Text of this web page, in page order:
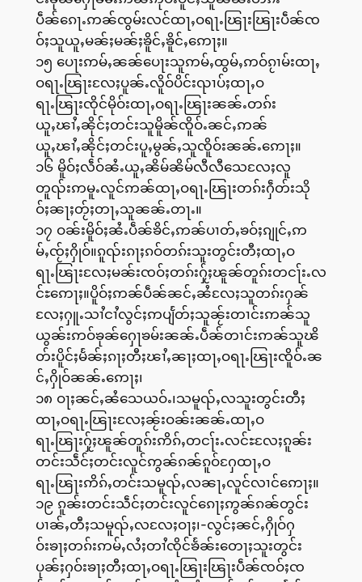
ပဵၼ်ၵေႃႉဢၼ်ၸွမ်းလင်ထႃႇဝရႃႉၽြႃးၽြႃးပဵၼ်ၸ
ဝ်ႈသူယူႇမၼ်ႈမၼ်ႈၶိူင်ႇၶိူင်ႇဢေႃႈ။
၁၅ ပေႃးဢမ်ႇၼၼ်ပေႃးသူဢမ်ႇထွမ်ႇဢဝ်ၵႂၢမ်းထႃႇ
ဝရႃႉၽြႃးလႄႈပူၼ်ႉလိူဝ်ပိင်းၺၢပ်ႈထႃႇဝ
ရႃႉၽြႃးၸိုင်မိုဝ်းထႃႇဝရႃႉၽြႃးၼၼ်ႉတၵ်း
ယူႇၽၢႆႇၼိုင်ႈတင်းသူမိူၼ်ၸိူဝ်ႉၼင်ႇဢၼ်
ယူႇၽၢႆႇၼိုင်ႈတင်းပူႇမွၼ်ႇသူၸိူဝ်းၼၼ်ႉဢေႃႈ။
၁၆ မိူဝ်ႈလဵဝ်ၼႆႉယူႇၼိမ်ၼိမ်လီလီသေလႄႈလူ
တူၺ်းဢမူႉလူင်ဢၼ်ထႃႇဝရႃႉၽြႃးတၵ်းႁဵတ်းသို
ဝ်ႈၼႃႈတႂ်ႈတႃႇသူၼၼ်ႉတႃႉ။
၁၇ ဝၼ်းမိူဝ်ႈၼႆႉပဵၼ်ၶိင်ႇဢၼ်ပၢတ်ႇၶဝ်ႈၵျုင်ႇဢ
မ်ႇၸႂ်ႈႁိုဝ်။ၵူၺ်းၵႃႈၵဝ်တၵ်းသူးတွင်းတီႈထႃႇဝ
ရႃႉၽြႃးလႄႈမၼ်းၸဝ်ႈတၵ်းႁႂ်ႈၽူၼ်တူၵ်းတငႃ်းႉလ
င်ႊဢေႃႈ။ပိူဝ်ႈဢၼ်ပဵၼ်ၼင်ႇၼႆလႄႈသူတၵ်းႁၼ်
လႄႈႁူႉသၢႆငၢႆလွင်ႈဢပျႅတ်ႈသူၼႂ်းတၢင်းဢၼ်သူ
ယွၼ်းဢဝ်ၶုၼ်ႁေႃၶမ်းၼၼ်ႉပဵၼ်တၢင်းဢၼ်သူၽိ
တ်းပိူင်ႈမႅၼ်ႈၵႃႈတီႈၽၢႆႇၼႃႈထႃႇဝရႃႉၽြႃးၸိူဝ်ႉၼ
င်ႇႁိုဝ်ၼၼ်ႉဢေႃႈ၊
၁၈ ဝႃႈၼင်ႇၼႆသေယဝ်ႉ၊သမူၺ်ႇလသူးတွင်းတီႈ
ထႃႇဝရႃႉၽြႃးလႄႈၼႂ်းဝၼ်းၼၼ်ႉထႃႇဝ
ရႃႉၽြႃးႁႂ်ႈၽူၼ်တူၵ်းဢိၵ်ႇတငႃ်းႉလင်ႊလႄႈၵူၼ်း
တင်းသဵင်ႈတင်းလူင်ဢွၼ်ၵၼ်ၵူဝ်ႁႄထႃႇဝ
ရႃႉၽြႃးဢိၵ်ႇတင်းသမူၺ်ႇလၼႃႇလူင်လၢင်ဢေႃႈ။
၁၉ ၵူၼ်းတင်းသဵင်ႈတင်းလူင်ၵေႃႈဢွၼ်ၵၼ်တွင်း
ပၢၼ်ႇတီႈသမူၺ်ႇလလႄႈဝႃႈ၊-လွင်ႈၼင်ႇႁိုဝ်ႁ
ဝ်းၶႃႈတၵ်းဢမ်ႇလႆႈတၢႆၸိုင်ၶႅၼ်းတေႃႈသူးတွင်း
ပုၼ်ႈႁဝ်းၶႃႈတီႈထႃႇဝရႃႉၽြႃးၽြႃးပဵၼ်ၸဝ်ႈၸ